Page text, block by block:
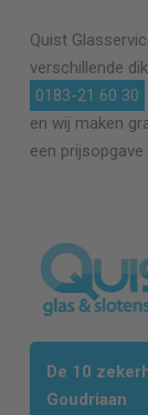
Quist
verschillende
0183-21 60 30
en wij maken
een
De 10
Goudriaan